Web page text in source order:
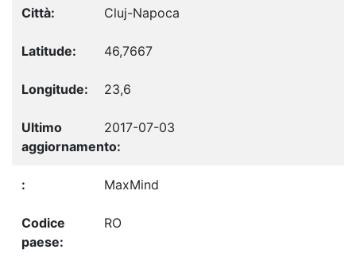
Cluj-Napoca
46,7667
23,6
2017-07-03
MaxMind
RO